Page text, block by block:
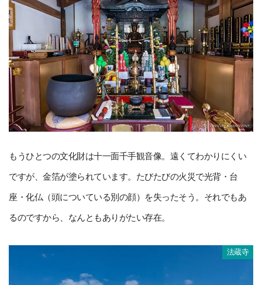
もうひとつの文化財は十一面千手観音像。遠くてわかりにくい
ですが、金箔が塗られています。たびたびの火災で光背・台
座・化仏（頭についている別の顔）を失ったそう。それでもあ
るのですから、なんともありがたい存在。
法蔵寺